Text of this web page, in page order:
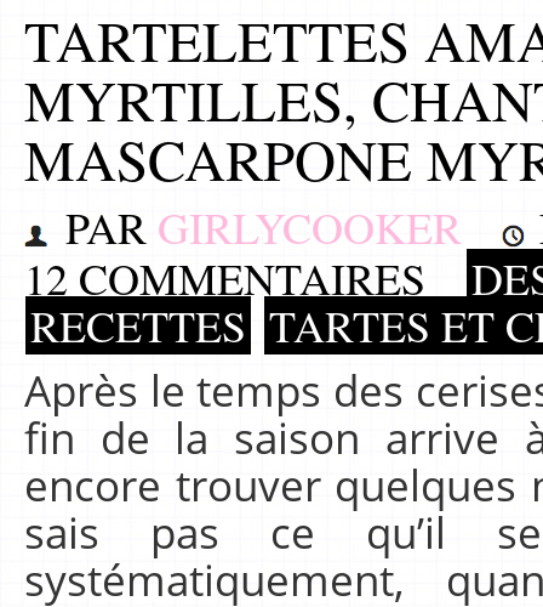
TARTELETTES
MYRTILLES,
MASCARPONE
PAR GIRLYCOOKER
12 COMMENTAIRES
RECETTES TARTES ET
Après le temps des
fin de la saison arrive
encore trouver quelques
sais pas ce qu’il
systématiquement,